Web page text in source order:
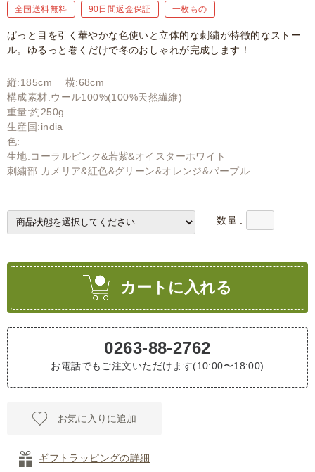
全国送料無料 90日間返金保証 一枚もの
ぱっと目を引く華やかな色使いと立体的な刺繍が特徴的なストー
ル。ゆるっと巻くだけで冬のおしゃれが完成します！
縦:185cm 横:68cm
構成素材:ウール100%(100%天然繊維)
重量:約250g
生産国:india
色:
生地:コーラルピンク&若紫&オイスターホワイト
刺繍部:カメリア&紅色&グリーン&オレンジ&パープル
数量 :
カートに入れる
0263-88-2762
お電話でもご注文いただけます(10:00〜18:00)
お気に入りに追加
ギフトラッピングの詳細